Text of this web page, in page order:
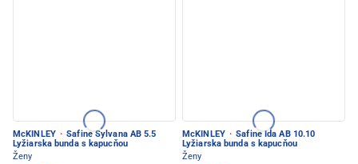
McKINLEY · Safine Sylvana AB 5.5
Lyžiarska bunda s kapucňou
Ženy
McKINLEY · Safine Ida AB 10.10
Lyžiarska bunda s kapucňou
Ženy